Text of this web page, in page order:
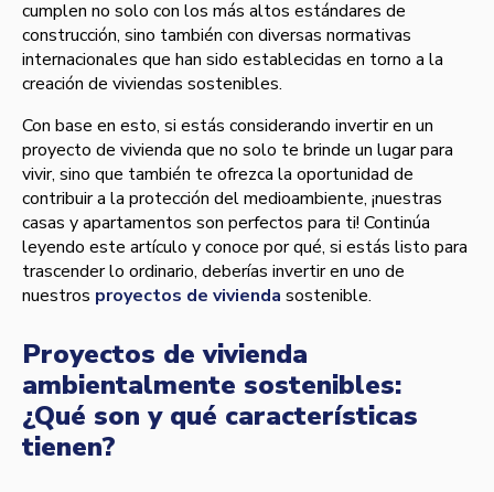
cumplen no solo con los más altos estándares de
construcción, sino también con diversas normativas
internacionales que han sido establecidas en torno a la
creación de viviendas sostenibles.
Con base en esto, si estás considerando invertir en un
proyecto de vivienda que no solo te brinde un lugar para
vivir, sino que también te ofrezca la oportunidad de
contribuir a la protección del medioambiente, ¡nuestras
casas y apartamentos son perfectos para ti! Continúa
leyendo este artículo y conoce por qué, si estás listo para
trascender lo ordinario, deberías invertir en uno de
nuestros proyectos de vivienda sostenible.
Proyectos de vivienda
ambientalmente sostenibles:
¿Qué son y qué características
tienen?